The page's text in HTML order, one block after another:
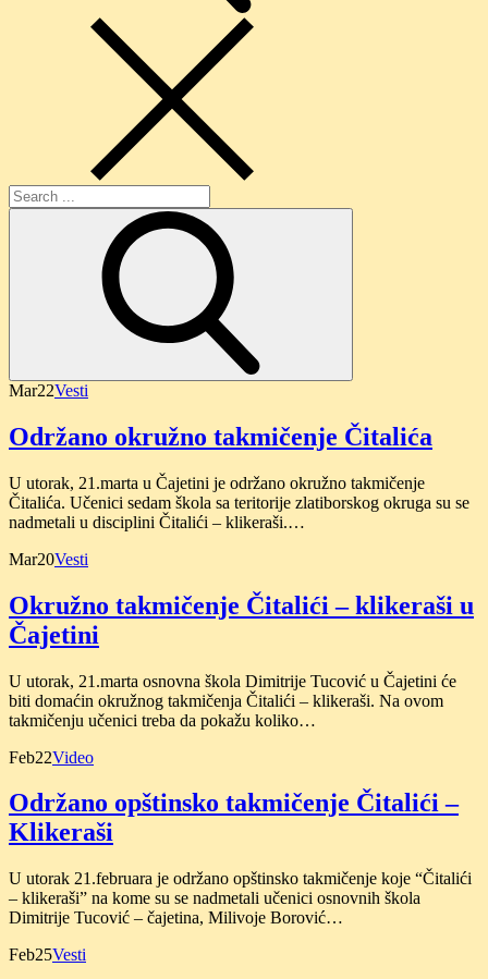
Search
for:
Mar22Vesti
Održano okružno takmičenje Čitalića
U utorak, 21.marta u Čajetini je održano okružno takmičenje
Čitalića. Učenici sedam škola sa teritorije zlatiborskog okruga su se
nadmetali u disciplini Čitalići – klikeraši.…
Mar20Vesti
Okružno takmičenje Čitalići – klikeraši u
Čajetini
U utorak, 21.marta osnovna škola Dimitrije Tucović u Čajetini će
biti domaćin okružnog takmičenja Čitalići – klikeraši. Na ovom
takmičenju učenici treba da pokažu koliko…
Feb22Video
Održano opštinsko takmičenje Čitalići –
Klikeraši
U utorak 21.februara je održano opštinsko takmičenje koje “Čitalići
– klikeraši” na kome su se nadmetali učenici osnovnih škola
Dimitrije Tucović – čajetina, Milivoje Borović…
Feb25Vesti